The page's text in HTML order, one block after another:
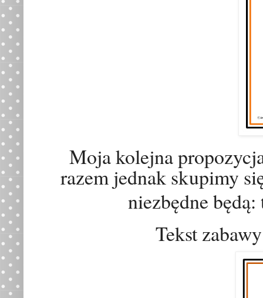
Moja kolejna
razem jednak skupimy
niezbędne będą:
Tekst